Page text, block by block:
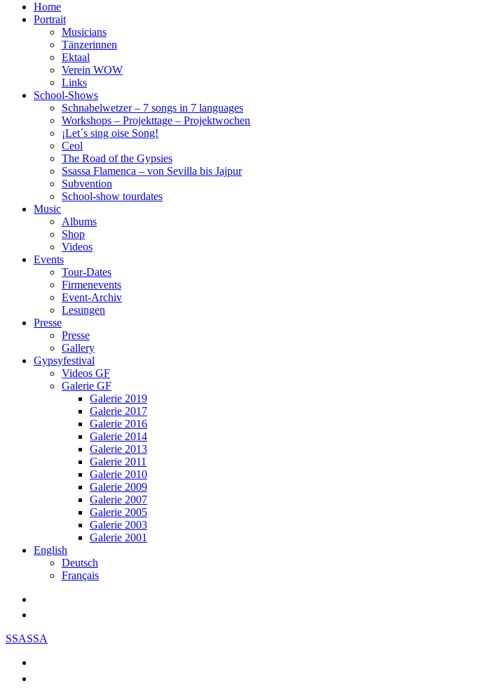
Home
Portrait
Musicians
Tänzerinnen
Ektaal
Verein WOW
Links
School-Shows
Schnabelwetzer – 7 songs in 7 languages
Workshops – Projekttage – Projektwochen
¡Let´s sing oise Song!
Ceol
The Road of the Gypsies
Ssassa Flamenca – von Sevilla bis Jajpur
Subvention
School-show tourdates
Music
Albums
Shop
Videos
Events
Tour-Dates
Firmenevents
Event-Archiv
Lesungen
Presse
Presse
Gallery
Gypsyfestival
Videos GF
Galerie GF
Galerie 2019
Galerie 2017
Galerie 2016
Galerie 2014
Galerie 2013
Galerie 2011
Galerie 2010
Galerie 2009
Galerie 2007
Galerie 2005
Galerie 2003
Galerie 2001
English
Deutsch
Français
SSASSA